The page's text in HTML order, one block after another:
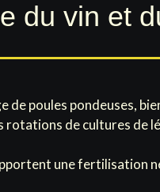
du vin et
de poules pondeuses,
de cultures de
une fertilisation